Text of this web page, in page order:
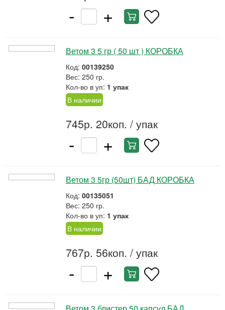
- +
Ветом 3 5 гр ( 50 шт ) КОРОБКА
Код: 00139250
Вес: 250 гр.
Кол-во в уп: 1 упак
В наличии
745р. 20коп. / упак
- +
Ветом 3 5гр (50шт) БАД КОРОБКА
Код: 00135051
Вес: 250 гр.
Кол-во в уп: 1 упак
В наличии
767р. 56коп. / упак
- +